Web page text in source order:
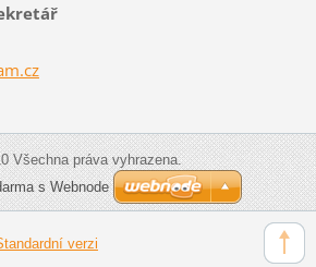
Všechna práva vyhrazena.
s Webnode
verzi